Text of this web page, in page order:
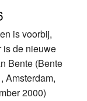
is voorbij,
is de nieuwe
Bente (Bente
Amsterdam,
2000)